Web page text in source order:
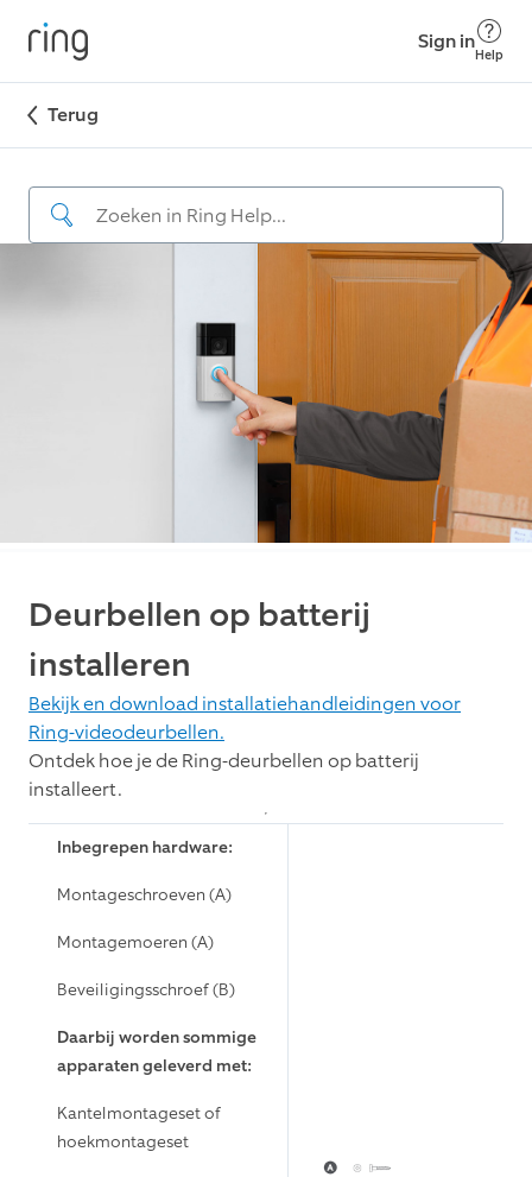
Sign in
Help
Terug
Deurbellen op batterij
installeren
Bekijk en download installatiehandleidingen voor
Ring-videodeurbellen.
Ontdek hoe je de Ring-deurbellen op batterij
installeert.
Inbegrepen hardware:
Montageschroeven (A)
Montagemoeren (A)
Beveiligingsschroef (B)
Daarbij worden sommige
apparaten geleverd met:
Kantelmontageset of
hoekmontageset